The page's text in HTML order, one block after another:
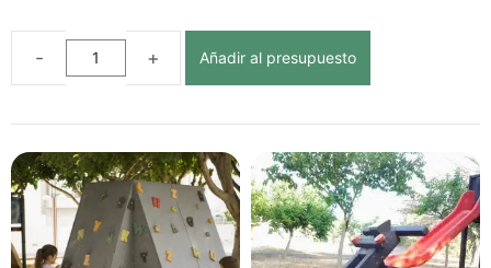
COCHE
ECOLÓGICO
DE
PLÁSTICO
RECICLADO
cantidad
Añadir al presupuesto